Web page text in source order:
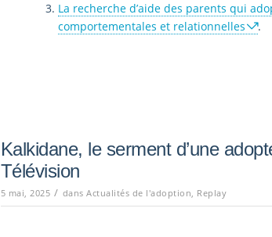
La recherche d’aide des parents qui
comportementales et relationnelles
.
Kalkidane, le serment d’une
Télévision
5 mai, 2025 / dansActualités de l'adoption, Replay